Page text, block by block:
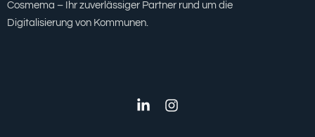
Cosmema – Ihr zuverlässiger Partner rund um die
Digitalisierung von Kommunen.